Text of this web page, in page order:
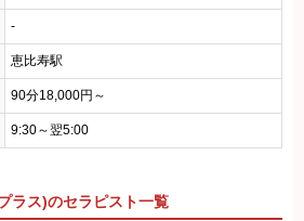
-
恵比寿駅
90分18,000円～
9:30～翌5:00
ラス)のセラピスト一覧